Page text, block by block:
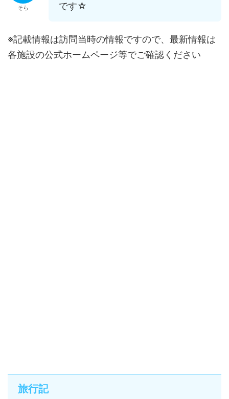
そら
です☆
※記載情報は訪問当時の情報ですので、最新情報は
各施設の公式ホームページ等でご確認ください
旅行記